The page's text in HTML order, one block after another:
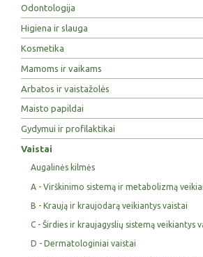
Odontologija
Higiena ir slauga
Kosmetika
Mamoms ir vaikams
Arbatos ir vaistažolės
Maisto papildai
Gydymui ir profilaktikai
Vaistai
Augalinės kilmės
A - Virškinimo sistemą ir metabolizmą
B - Kraują ir kraujodarą veikiantys vaistai
C - Širdies ir kraujagyslių sistemą veikiantys
D - Dermatologiniai vaistai